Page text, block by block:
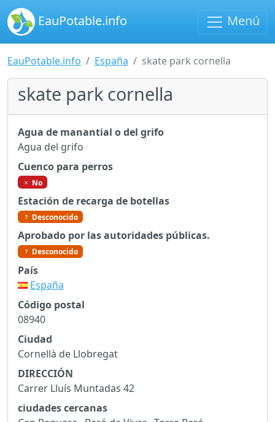
EauPotable.info Menú
EauPotable.info España skate park cornella
skate park cornella
Agua de manantial o del grifo
Agua del grifo
Cuenco para perros
No
Estación de recarga de botellas
Desconocido
Aprobado por las autoridades públicas.
Desconocido
País
España
Código postal
08940
Ciudad
Cornellà de Llobregat
DIRECCIÓN
Carrer Lluís Muntadas 42
ciudades cercanas